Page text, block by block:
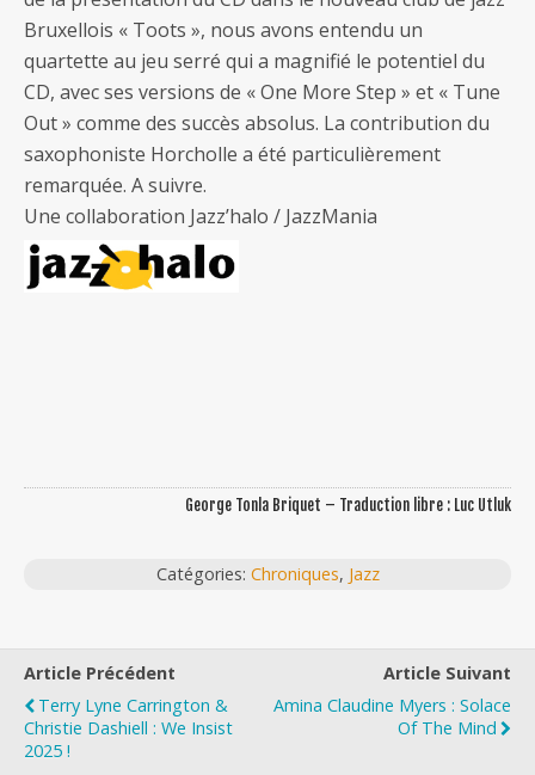
Bruxellois « Toots », nous avons entendu un
quartette au jeu serré qui a magnifié le potentiel du
CD, avec ses versions de « One More Step » et « Tune
Out » comme des succès absolus. La contribution du
saxophoniste Horcholle a été particulièrement
remarquée. A suivre.
Une collaboration Jazz’halo / JazzMania
George Tonla Briquet – Traduction libre : Luc Utluk
Catégories: Chroniques, Jazz
Article Précédent
Terry Lyne Carrington &
Christie Dashiell : We Insist
2025 !
Article Suivant
Amina Claudine Myers : Solace
Of The Mind